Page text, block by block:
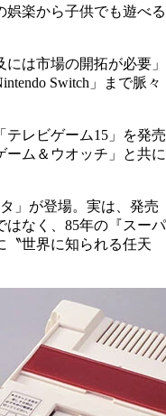
娯楽から子供でも遊べる
は市場の開拓が必要」
Switch」まで脈々
テレビゲーム15」を発売
ーム＆ウオッチ」と共に
」が登場。実は、発売
はなく、85年の『スーパ
〝世界に知られる任天